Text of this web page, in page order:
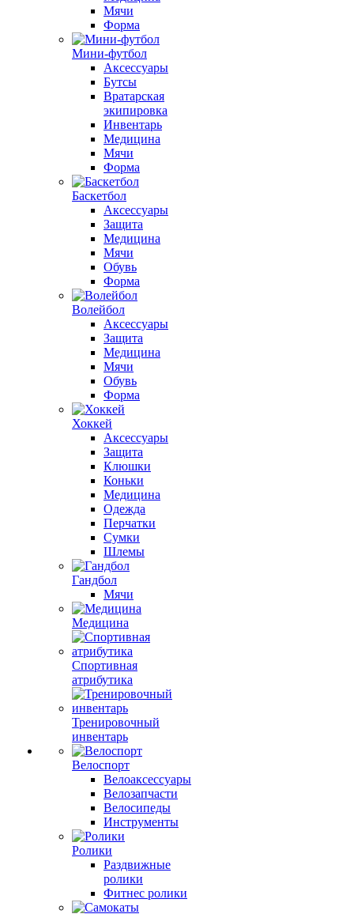
Мячи
Форма
Мини-футбол
Аксессуары
Бутсы
Вратарская
экипировка
Инвентарь
Медицина
Мячи
Форма
Баскетбол
Аксессуары
Защита
Медицина
Мячи
Обувь
Форма
Волейбол
Аксессуары
Защита
Медицина
Мячи
Обувь
Форма
Хоккей
Аксессуары
Защита
Клюшки
Коньки
Медицина
Одежда
Перчатки
Сумки
Шлемы
Гандбол
Мячи
Медицина
Спортивная
атрибутика
Тренировочный
инвентарь
Велоспорт
Велоаксессуары
Велозапчасти
Велосипеды
Инструменты
Ролики
Раздвижные
ролики
Фитнес ролики